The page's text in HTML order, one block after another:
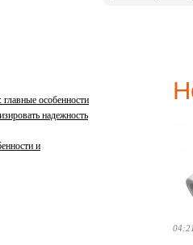
особенности
надежность
и